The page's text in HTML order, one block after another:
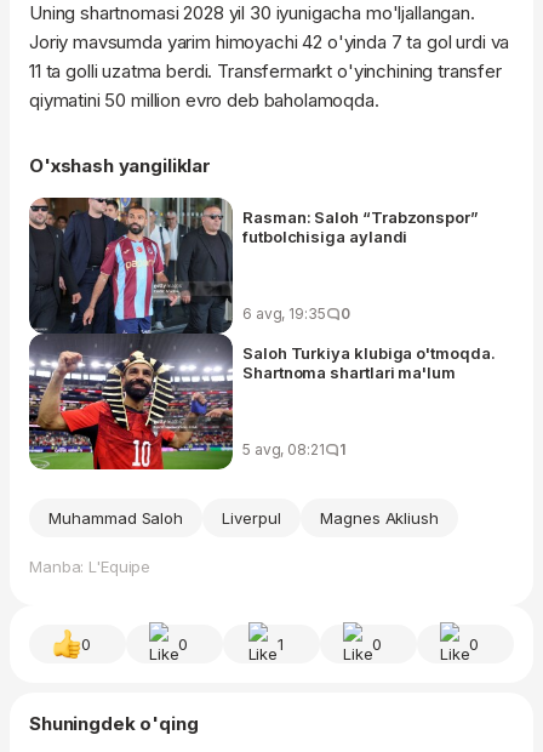
Uning shartnomasi 2028 yil 30 iyunigacha mo'ljallangan.
Joriy mavsumda yarim himoyachi 42 o'yinda 7 ta gol urdi va
11 ta golli uzatma berdi. Transfermarkt o'yinchining transfer
qiymatini 50 million evro deb baholamoqda.
O'xshash yangiliklar
Rasman: Saloh “Trabzonspor”
futbolchisiga aylandi
6 avg, 19:35 0
Saloh Turkiya klubiga o'tmoqda.
Shartnoma shartlari ma'lum
5 avg, 08:21 1
Muhammad Saloh Liverpul Magnes Akliush
Manba: L'Equipe
0 0 1 0 0
Shuningdek o'qing